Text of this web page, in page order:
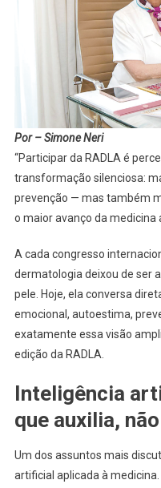
Por – Simone Neri
“Participar da RADLA é
transformação silenciosa:
prevenção — mas também
o maior avanço da medicina
A cada congresso
dermatologia deixou de ser
pele. Hoje, ela conversa
emocional, autoestima,
exatamente essa visão
edição da RADLA.
Inteligência
que auxilia,
Um dos assuntos mais
artificial aplicada à